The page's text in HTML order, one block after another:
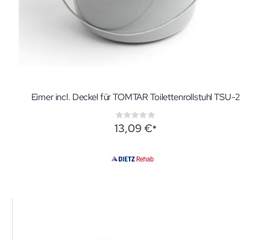
Eimer incl. Deckel für TOMTAR Toilettenrollstuhl TSU-2
Rating:
0%
13,09 €